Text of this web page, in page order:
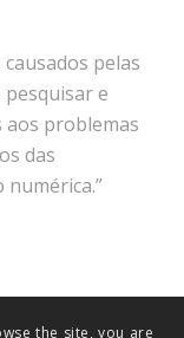
pelas
pesquisar e
aos problemas
das
numérica.”
the site, you are